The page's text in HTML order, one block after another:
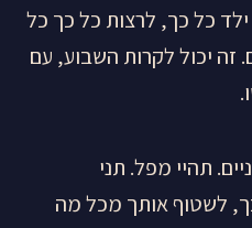
ילד כל כך, לרצות כל כך כל
זה יכול לקרות השבוע, עם
תהיי מפל. תני
לשטוף אותך מכל מה